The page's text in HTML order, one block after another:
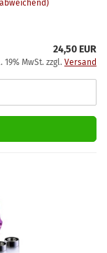
24,50 EUR
19% MwSt. zzgl. Versand